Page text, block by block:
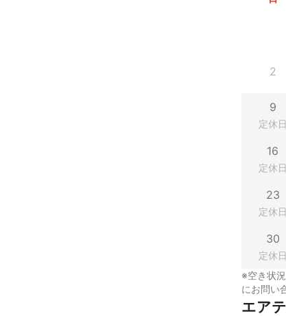
2
9
定休日
16
定休日
23
定休日
30
定休日
※空き状
にお問い
エア